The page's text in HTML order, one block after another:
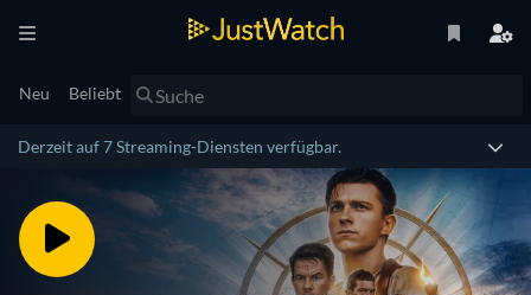
Neu Beliebt
Derzeit auf 7 Streaming-Diensten verfügbar.